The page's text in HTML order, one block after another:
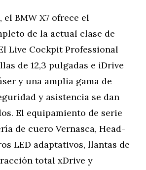
el BMW X7 ofrece el
de la actual clase de
Live Cockpit Professional
de 12,3 pulgadas e iDrive
y una amplia gama de
y asistencia se dan
El equipamiento de serie
de cuero Vernasca, Head-
LED adaptativos, llantas de
total xDrive y